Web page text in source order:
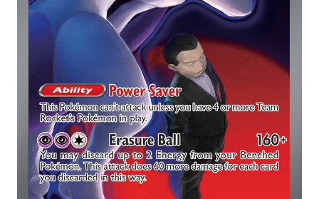
Holofoil
Preise werden täglich aktualisiert.